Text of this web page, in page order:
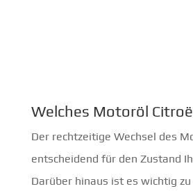
Welches Motoröl
Der rechtzeitige Wechsel des
entscheidend für den Zustand
Darüber hinaus ist es wichtig